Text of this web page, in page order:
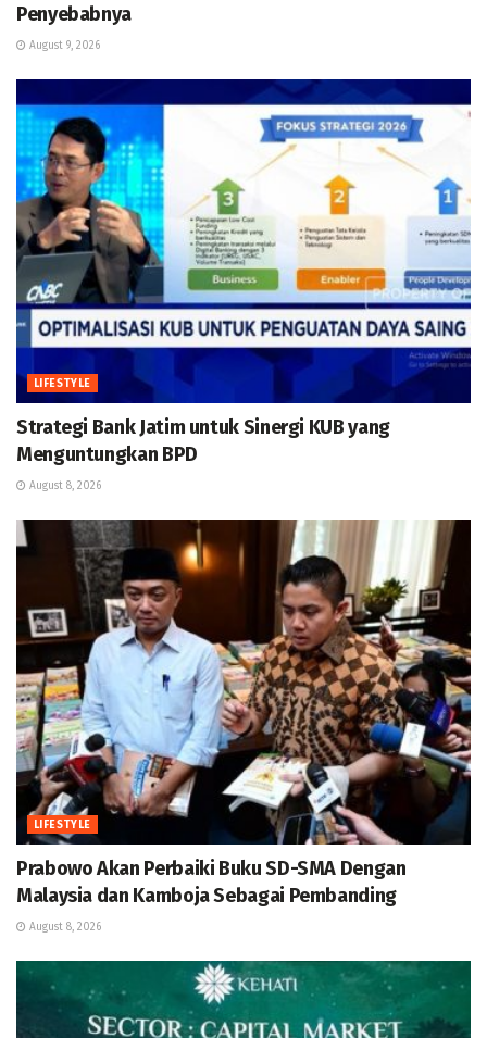
Penyebabnya
August 9, 2026
LIFESTYLE
Strategi Bank Jatim untuk Sinergi KUB yang
Menguntungkan BPD
August 8, 2026
LIFESTYLE
Prabowo Akan Perbaiki Buku SD-SMA Dengan
Malaysia dan Kamboja Sebagai Pembanding
August 8, 2026